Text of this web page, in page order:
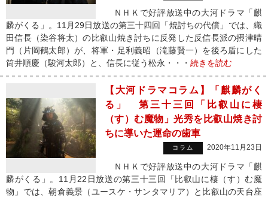
ＮＨＫで好評放送中の大河ドラマ「麒
麟がくる」。11月29日放送の第三十四回「焼討ちの代償」では、織
田信長（染谷将太）の比叡山焼き討ちに反発した反信長派の摂津晴
門（片岡鶴太郎）が、将軍・足利義昭（滝藤賢一）を後ろ盾にした
筒井順慶（駿河太郎）と、信長に従う松永・・・ 続きを読む
【大河ドラマコラム】「麒麟がく
る」 第三十三回「比叡山に棲
（す）む魔物」光秀を比叡山焼き討
ちに導いた運命の歯車
コラム 2020年11月23日
ＮＨＫで好評放送中の大河ドラマ「麒
麟がくる」。11月22日放送の第三十三回「比叡山に棲（す）む魔
物」では、朝倉義景（ユースケ・サンタマリア）と比叡山の天台座